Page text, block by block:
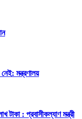
মন্ত্রণালয়
টাকা : প্রবাসীকল্যাণ মন্ত্রী